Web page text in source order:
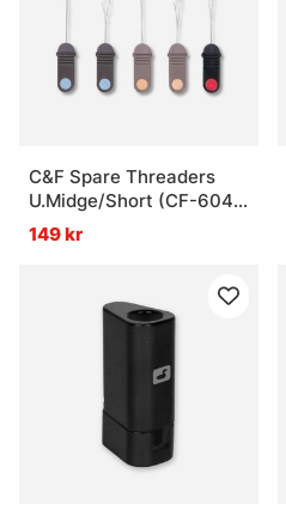
C&F Spare Threaders
U.Midge/Short (CF-604-
S)
149 kr